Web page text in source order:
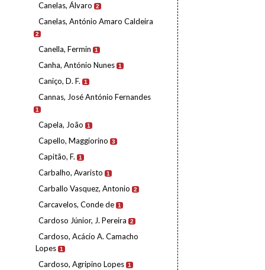
Canelas, Álvaro 2
Canelas, António Amaro Caldeira
2
Canella, Fermin 1
Canha, António Nunes 1
Caniço, D. F. 1
Cannas, José António Fernandes
1
Capela, João 1
Capello, Maggiorino 3
Capitão, F. 1
Carbalho, Avaristo 1
Carballo Vasquez, Antonio 2
Carcavelos, Conde de 1
Cardoso Júnior, J. Pereira 2
Cardoso, Acácio A. Camacho
Lopes 1
Cardoso, Agripino Lopes 1